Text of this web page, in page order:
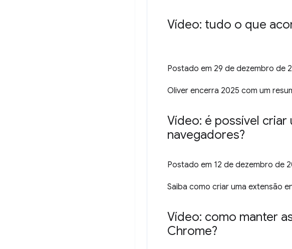
Vídeo: tudo o que
Postado em 29 de dezembro de
Oliver encerra 2025 com um
Vídeo: é possível
navegadores?
Postado em 12 de dezembro de
Saiba como criar uma extensão
Vídeo: como manter
Chrome?